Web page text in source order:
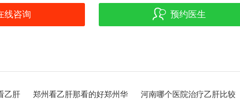
线咨询 预约医生
乙肝 郑州看乙肝那看的好郑州华 河南哪个医院治疗乙肝比较